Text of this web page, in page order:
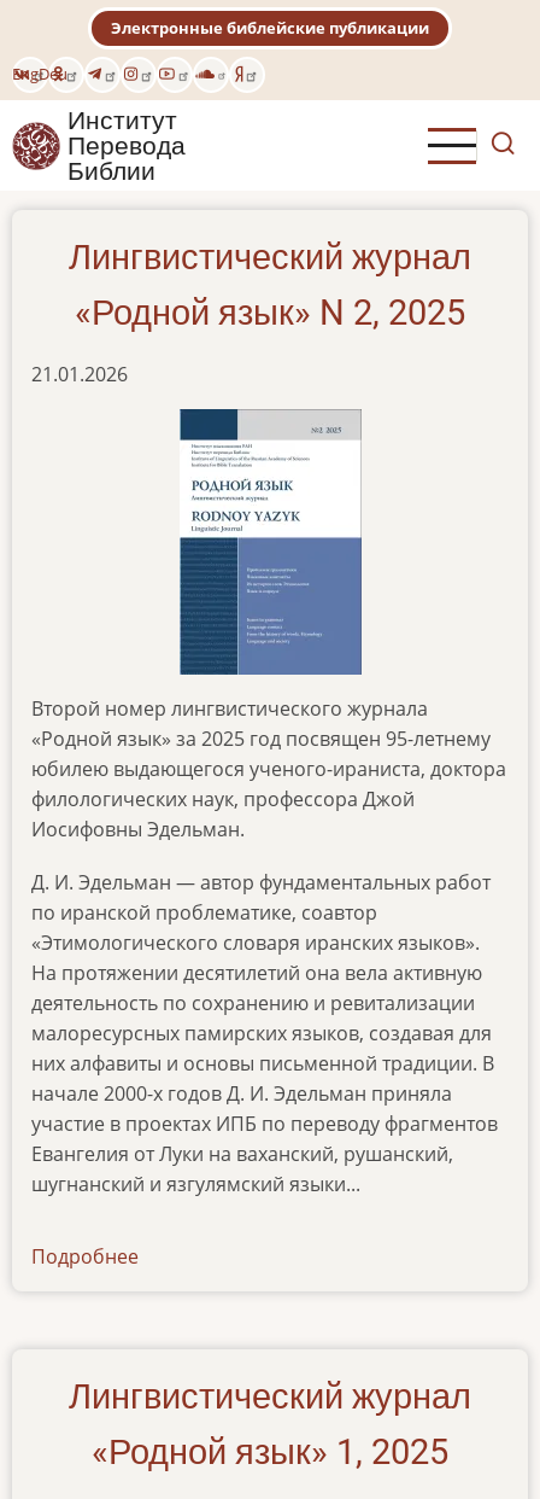
основному
содержанию
EngDeu
Электронные библейские публикации
Институт
Перевода
Библии
Лингвистический журнал
«Родной язык» N 2, 2025
21.01.2026
Второй номер лингвистического журнала
«Родной язык» за 2025 год посвящен 95-летнему
юбилею выдающегося ученого-ираниста, доктора
филологических наук, профессора Джой
Иосифовны Эдельман.
Д. И. Эдельман — автор фундаментальных работ
по иранской проблематике, соавтор
«Этимологического словаря иранских языков».
На протяжении десятилетий она вела активную
деятельность по сохранению и ревитализации
малоресурсных памирских языков, создавая для
них алфавиты и основы письменной традиции. В
начале 2000-х годов Д. И. Эдельман приняла
участие в проектах ИПБ по переводу фрагментов
Евангелия от Луки на ваханский, рушанский,
шугнанский и язгулямский языки...
Подробнее
rodnoj-
2-
Лингвистический журнал
«Родной язык» 1, 2025